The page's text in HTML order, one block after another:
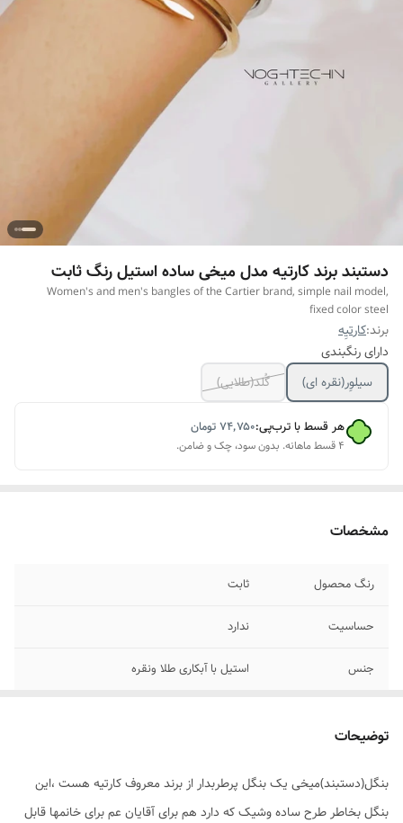
دستبند برند کارتیه مدل میخی ساده استیل رنگ ثابت
Women's and men's bangles of the Cartier brand, simple nail model,
fixed color steel
برند:کارتیِه
دارای رنگبندی
سیلوِر(نقره ای)
گُلد(طلایی)
هر قسط با ترب‌پی:۷۴٬۷۵۰تومان
۴ قسط ماهانه. بدون سود، چک و ضامن.
مشخصات
رنگ محصول ثابت
حساسیت ندارد
جنس استیل با آبکاری طلا ونقره
جزئیات محصول دارای قفل مخفی،هَک برند کارتیه
توضیحات
بنگل(دستبند)میخی یک بنگل پرطربدار از برند معروف کارتیه هست ،این
بنگل بخاطر طرح ساده وشیک که دارد هم برای آقایان عم برای خانمها قابل